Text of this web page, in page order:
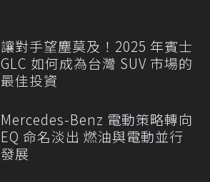
讓對手望塵莫及！2025 年賓士
GLC 如何成為台灣 SUV 市場的
最佳投資
Mercedes-Benz 電動策略轉向
EQ 命名淡出 燃油與電動並行
發展